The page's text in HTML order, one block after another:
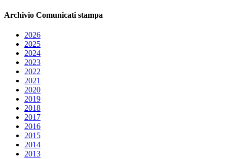
Archivio Comunicati stampa
2026
2025
2024
2023
2022
2021
2020
2019
2018
2017
2016
2015
2014
2013